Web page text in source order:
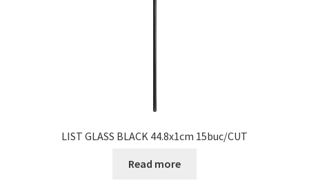
LIST GLASS BLACK 44.8x1cm 15buc/CUT
Read more